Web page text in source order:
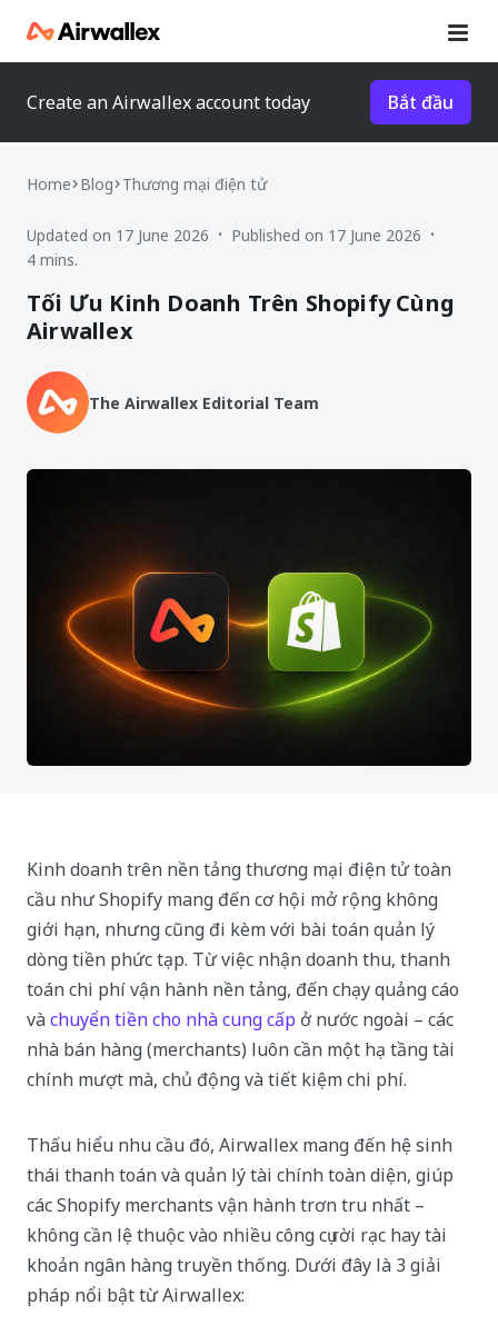
Create an Airwallex account today Bắt đầu
Home Blog Thương mại điện tử
Updated on 17 June 2026 • Published on 17 June 2026 •
4 mins.
Tối Ưu Kinh Doanh Trên Shopify Cùng
Airwallex
The Airwallex Editorial Team
Kinh doanh trên nền tảng thương mại điện tử toàn
cầu như Shopify mang đến cơ hội mở rộng không
giới hạn, nhưng cũng đi kèm với bài toán quản lý
dòng tiền phức tạp. Từ việc nhận doanh thu, thanh
toán chi phí vận hành nền tảng, đến chạy quảng cáo
vàchuyển tiền cho nhà cung cấp ở nước ngoài – các
nhà bán hàng (merchants) luôn cần một hạ tầng tài
chính mượt mà, chủ động và tiết kiệm chi phí.
Thấu hiểu nhu cầu đó, Airwallex mang đến hệ sinh
thái thanh toán và quản lý tài chính toàn diện, giúp
các Shopify merchants vận hành trơn tru nhất –
không cần lệ thuộc vào nhiều công cụ rời rạc hay tài
khoản ngân hàng truyền thống. Dưới đây là 3 giải
pháp nổi bật từ Airwallex: